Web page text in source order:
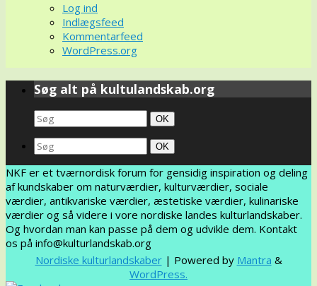
Log ind
Indlægsfeed
Kommentarfeed
WordPress.org
Søg alt på kultulandskab.org
Search
for:
Søg
OK
Search
for:
Søg
OK
NKF er et tværnordisk forum for gensidig inspiration og deling
af kundskaber om naturværdier, kulturværdier, sociale
værdier, antikvariske værdier, æstetiske værdier, kulinariske
værdier og så videre i vore nordiske landes kulturlandskaber.
Og hvordan man kan passe på dem og udvikle dem. Kontakt
os på info@kulturlandskab.org
Nordiske kulturlandskaber| Powered by Mantra &
WordPress.